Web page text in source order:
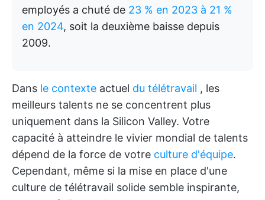
employés a chuté de 23 % en 2023 à 21 %
en 2024, soit la deuxième baisse depuis
2009.
Dans le contexte actuel du télétravail , les
meilleurs talents ne se concentrent plus
uniquement dans la Silicon Valley. Votre
capacité à atteindre le vivier mondial de talents
dépend de la force de votre culture d'équipe.
Cependant, même si la mise en place d'une
culture de télétravail solide semble inspirante,